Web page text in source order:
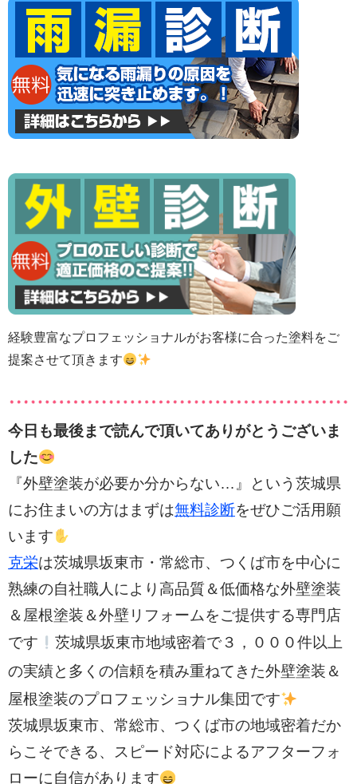
経験豊富なプロフェッショナルがお客様に合った塗料をご
提案させて頂きます
今日も最後まで読んで頂いてありがとうございま
した
『外壁塗装が必要か分からない…』という茨城県
にお住まいの方はまずは無料診断をぜひご活用願
います
克栄は茨城県坂東市・常総市、つくば市を中心に
熟練の自社職人により高品質＆低価格な外壁塗装
＆屋根塗装＆外壁リフォームをご提供する専門店
です
茨城県坂東市地域密着で３，０００件以上
の実績と多く の信頼を積み重ねてきた外壁塗装＆
屋根塗装のプロフェッショナル集団です
茨城県坂東市、常総市、つくば市の地域密着だか
らこそできる、スピード対応によるアフターフォ
ローに自信があります